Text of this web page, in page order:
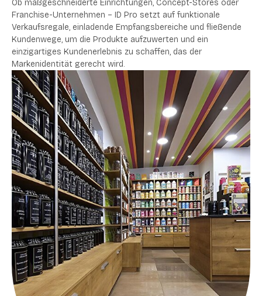
Ob maßgeschneiderte Einrichtungen, Concept-Stores oder
Franchise-Unternehmen – ID Pro setzt auf funktionale
Verkaufsregale, einladende Empfangsbereiche und fließende
Kundenwege, um die Produkte aufzuwerten und ein
einzigartiges Kundenerlebnis zu schaffen, das der
Markenidentität gerecht wird.